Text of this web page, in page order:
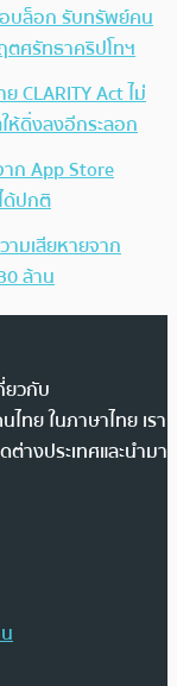
บล็อก รับทรัพย์คน
ตศรัทธาคริปโทฯ
CLARITY Act ไม่
ห้ดิ่งลงอีกระลอก
ก App Store
ด้ปกติ
ามเสียหายจาก
ล้าน
ยวกับ
ทย ในภาษาไทย เรา
างประเทศและนำมา